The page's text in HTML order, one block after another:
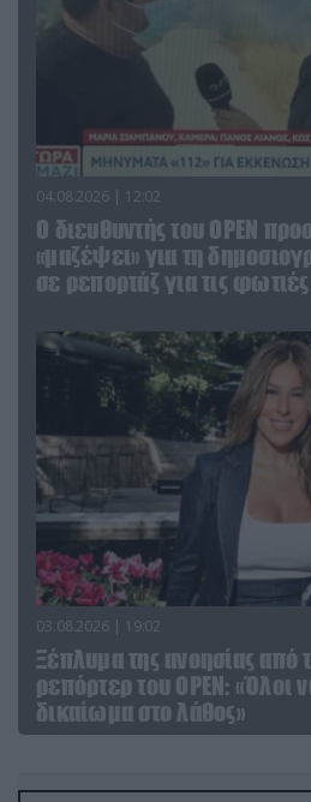
04.08.2026 | 12:02
O διευθυντής του OPEN
«μαζέψει» για τη
σε ρεπορτάζ για τις φωτιές
03.08.2026 | 19:02
Ξέπλυμα της ανοησίας από
ρεπόρτερ του ΟΡΕΝ: «Όλοι
δικαίωμα στο λάθος»